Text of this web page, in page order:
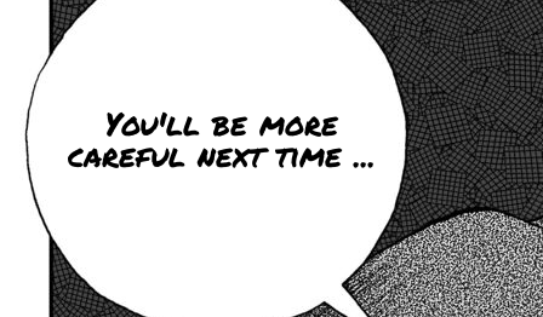
You'll be more
careful next time ...